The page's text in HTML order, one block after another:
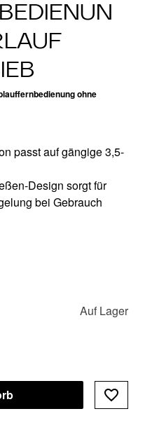
ohne
passt auf gängige 3,5-
Design sorgt für
bei Gebrauch
Auf Lager